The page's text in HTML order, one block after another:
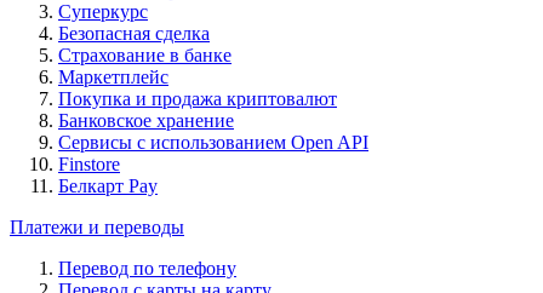
Суперкурс
Безопасная сделка
Страхование в банке
Маркетплейс
Покупка и продажа криптовалют
Банковское хранение
Сервисы с использованием Open API
Finstore
Белкарт Pay
Платежи и переводы
Перевод по телефону